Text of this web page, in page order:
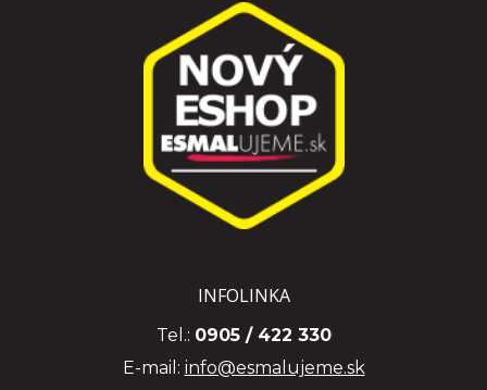
INFOLINKA
Tel.: 0905 / 422 330
E-mail: info@esmalujeme.sk